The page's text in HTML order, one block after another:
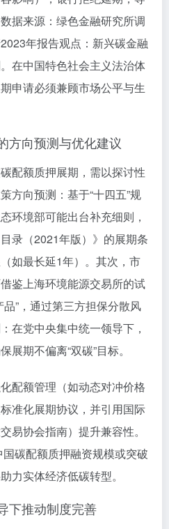
据来源：绿色金融研究所调
年报告观点：新兴碳金融
在中国特色社会主义法治体
申请必须兼顾市场公平与生
方向预测与优化建议
配额质押展期，需以探讨性
方向预测：基于“十四五”规
环境部可能出台补充细则，
录（2021年版）》的展期条
如最长延1年）。其次，市
鉴上海环境能源交易所的试
”，通过第三方担保分散风
在党中央集中统一领导下，
期不偏离“双碳”目标。
配额管理（如动态对冲价格
准化展期协议，并引用国际
易协会指南）提升兼容性。
碳配额质押融资规模或突破
力实体经济低碳转型。
下推动制度完善